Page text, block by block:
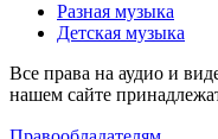
Разная музыка
Детская музыка
Все права на аудио и
нашем сайте